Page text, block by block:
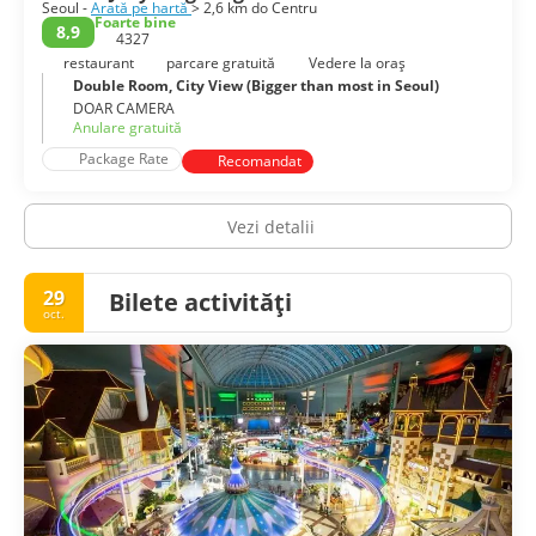
Seoul -Arată pe hartă> 2,6 km do Centru
8,9
Foarte bine
4327
restaurant
parcare gratuită
Vedere la oraș
Double Room, City View (Bigger than most in Seoul)
DOAR CAMERA
Anulare gratuită
Package Rate
Recomandat
Vezi detalii
29
oct. Bilete activități